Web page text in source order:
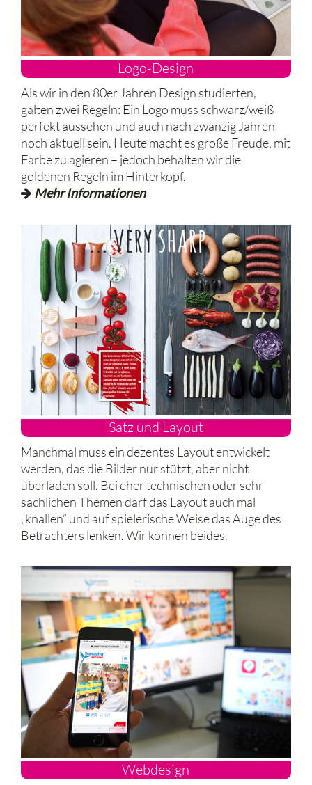
Logo-Design
Als wir in den 80er Jahren Design studierten,
galten zwei Regeln: Ein Logo muss schwarz/weiß
perfekt aussehen und auch nach zwanzig Jahren
noch aktuell sein. Heute macht es große Freude, mit
Farbe zu agieren – jedoch behalten wir die
goldenen Regeln im Hinterkopf.
Mehr Informationen
Satz und Layout
Manchmal muss ein dezentes Layout entwickelt
werden, das die Bilder nur stützt, aber nicht
überladen soll. Bei eher technischen oder sehr
sachlichen Themen darf das Layout auch mal
„knallen“ und auf spielerische Weise das Auge des
Betrachters lenken. Wir können beides.
Webdesign